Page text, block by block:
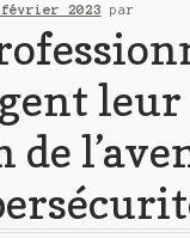
2023 par
leur
de